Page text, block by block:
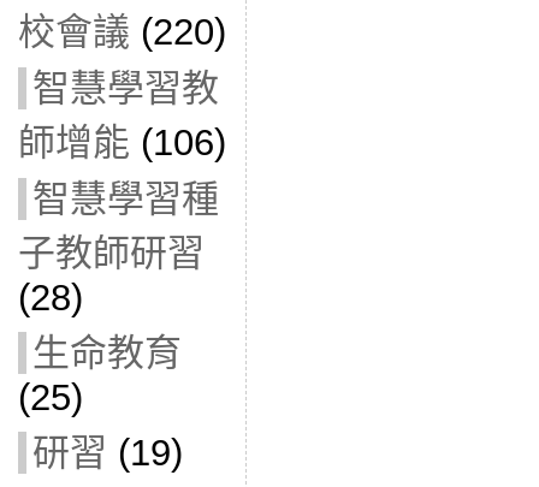
校會議 (220)
智慧學習教
師增能 (106)
智慧學習種
子教師研習
(28)
生命教育
(25)
研習 (19)